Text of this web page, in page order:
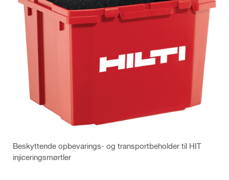
Beskyttende opbevarings- og transportbeholder til HIT
injiceringsmørtler